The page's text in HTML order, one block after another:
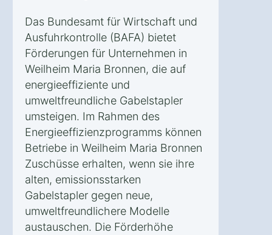
Das Bundesamt für Wirtschaft und
Ausfuhrkontrolle (BAFA) bietet
Förderungen für Unternehmen in
Weilheim Maria Bronnen, die auf
energieeffiziente und
umweltfreundliche Gabelstapler
umsteigen. Im Rahmen des
Energieeffizienzprogramms können
Betriebe in Weilheim Maria Bronnen
Zuschüsse erhalten, wenn sie ihre
alten, emissionsstarken
Gabelstapler gegen neue,
umweltfreundlichere Modelle
austauschen. Die Förderhöhe